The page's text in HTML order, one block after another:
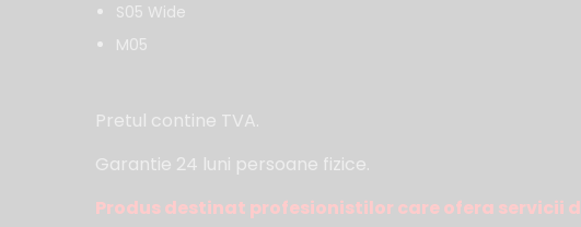
S05 Wide
M05
Pretul contine TVA.
Garantie 24 luni persoane fizice.
Produs destinat profesionistilor care ofera servicii